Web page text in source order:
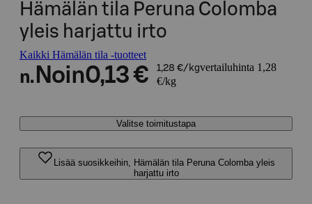
Hämälän tila Peruna Colomba
yleis harjattu irto
Kaikki Hämälän tila -tuotteet
n. Noin0,13 € 1,28 €/kgvertailuhinta 1,28
€/kg
Valitse toimitustapa
Lisää suosikkeihin, Hämälän tila Peruna Colomba yleis
harjattu irto